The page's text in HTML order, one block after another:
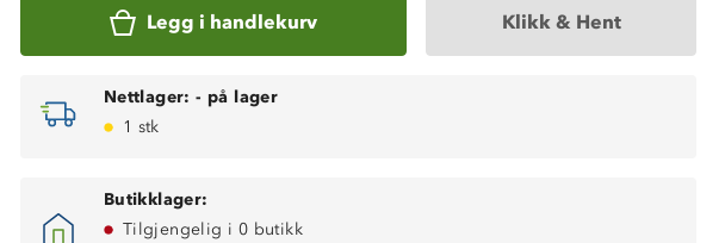
Legg i handlekurv Klikk & Hent
Nettlager: - på lager
1 stk
Butikklager:
Tilgjengelig i 0 butikk